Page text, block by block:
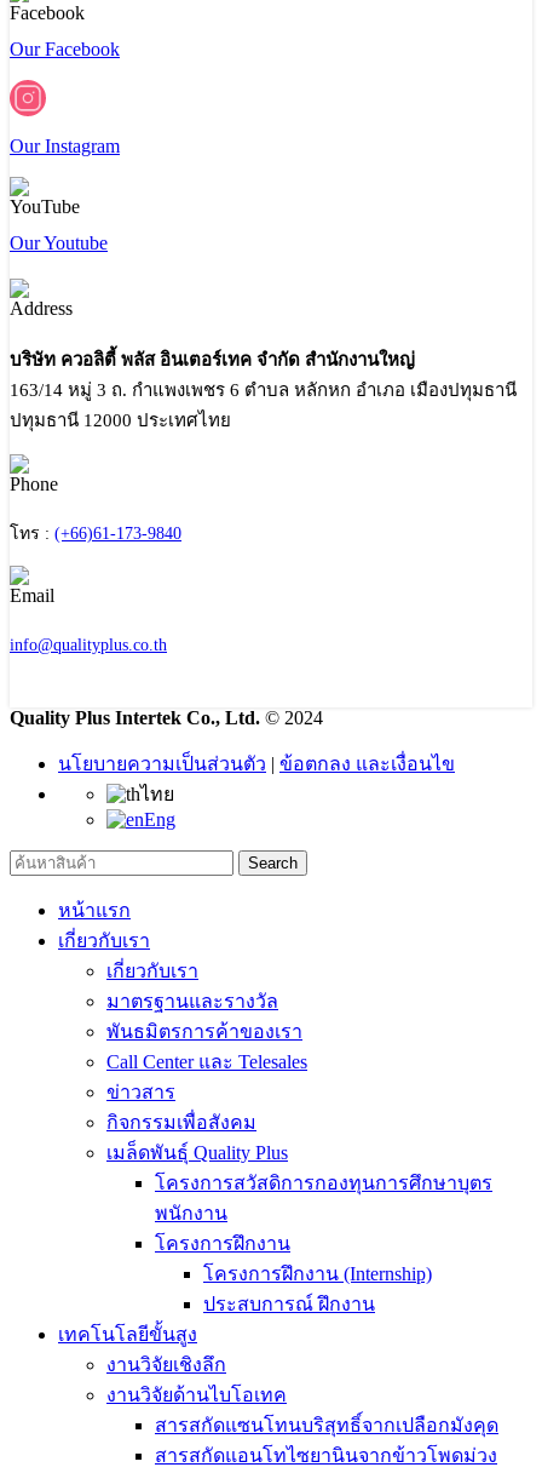
Our Facebook
Our Instagram
Our Youtube
บริษัท ควอลิตี้ พลัส อินเตอร์เทค จำกัด สำนักงานใหญ่
163/14 หมู่ 3 ถ. กำแพงเพชร 6 ตำบล หลักหก อำเภอ เมืองปทุมธานี
ปทุมธานี 12000 ประเทศไทย
โทร : (+66)61-173-9840
info@qualityplus.co.th
Quality Plus Intertek Co., Ltd. © 2024
นโยบายความเป็นส่วนตัว | ข้อตกลง และเงื่อนไข
ไทย
Eng
Search
หน้าแรก
เกี่ยวกับเรา
เกี่ยวกับเรา
มาตรฐานและรางวัล
พันธมิตรการค้าของเรา
Call Center และ Telesales
ข่าวสาร
กิจกรรมเพื่อสังคม
เมล็ดพันธุ์ Quality Plus
โครงการสวัสดิการกองทุนการศึกษาบุตร
พนักงาน
โครงการฝึกงาน
โครงการฝึกงาน (Internship)
ประสบการณ์ ฝึกงาน
เทคโนโลยีขั้นสูง
งานวิจัยเชิงลึก
งานวิจัยด้านไบโอเทค
สารสกัดแซนโทนบริสุทธิ์จากเปลือกมังคุด
สารสกัดแอนโทไซยานินจากข้าวโพดม่วง